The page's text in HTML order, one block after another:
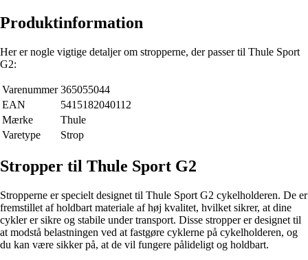
Produktinformation
Her er nogle vigtige detaljer om stropperne, der passer til Thule Sport
G2:
Varenummer 365055044
EAN
5415182040112
Mærke
Thule
Varetype
Strop
Stropper til Thule Sport G2
Stropperne er specielt designet til Thule Sport G2 cykelholderen. De er
fremstillet af holdbart materiale af høj kvalitet, hvilket sikrer, at dine
cykler er sikre og stabile under transport. Disse stropper er designet til
at modstå belastningen ved at fastgøre cyklerne på cykelholderen, og
du kan være sikker på, at de vil fungere pålideligt og holdbart.